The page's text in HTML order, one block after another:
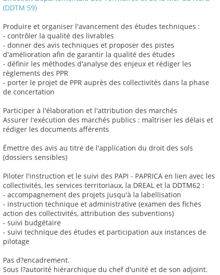
(DDTM 59)
Produire et organiser l'avancement des études techniques :
- contrôler la qualité des livrables
- donner des avis techniques et proposer des pistes
d'amélioration afin de garantir la qualité des études
- définir les méthodes d'analyse des enjeux et rédiger les
règlements des PPR
- porter le projet de PPR auprès des collectivités dans la phase
de concertation
Participer à l'élaboration et l'attribution des marchés
Assurer l'exécution des marchés publics : maîtriser les délais et
rédiger les documents afférents
Émettre des avis au titre de l'application du droit des sols
(dossiers sensibles)
Piloter l'instruction et le suivi des PAPI - PAPRICA en lien avec les
collectivités, les services territoriaux, la DREAL et la DDTM62 :
- accompagnement des projets jusqu'à la labellisation
- instruction technique et administrative (examen des fiches
action des collectivités, attribution des subventions)
- suivi budgétaire
- suivi technique des études et participation aux instances de
pilotage
Pas d?encadrement.
Sous l?autorité hiérarchique du chef d'unité et de son adjoint.